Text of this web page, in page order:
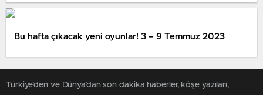
Bu hafta çıkacak yeni oyunlar! 3 – 9 Temmuz 2023
Türkiye'den ve Dünya’dan son dakika haberler, köşe yazıları,